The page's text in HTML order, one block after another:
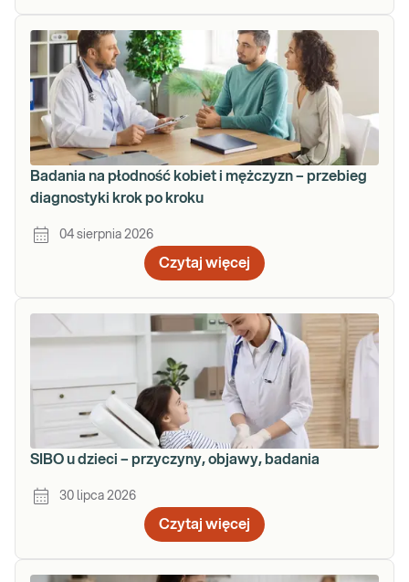
Badania na płodność kobiet i mężczyzn – przebieg
diagnostyki krok po kroku
04 sierpnia 2026
Czytaj więcej
SIBO u dzieci – przyczyny, objawy, badania
30 lipca 2026
Czytaj więcej